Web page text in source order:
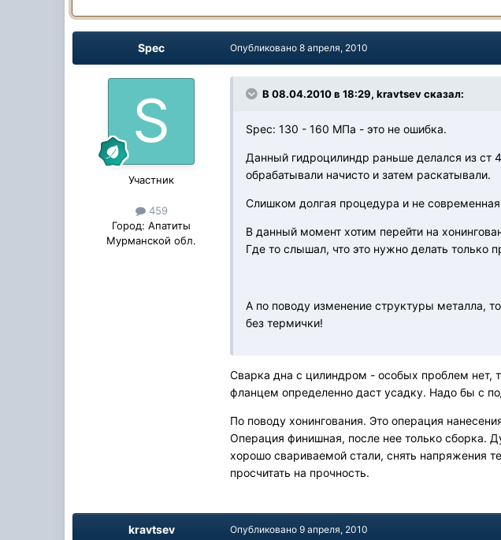
Spec
Участник
459
Город: Апатиты
Мурманской обл.
Опубликовано8 апреля, 2010
В 08.04.2010 в 18:29, kravtsev сказал:
Spec: 130 - 160 МПа - это не ошибка.
Данный гидроцилиндр раньше делался из ст
обрабатывали начисто и затем раскатывали.
Слишком долгая процедура и не
В данный момент хотим перейти на
Где то слышал, что это нужно делать только
А по поводу изменение структуры металла,
без термички!
Сварка дна с цилиндром - особых проблем нет,
фланцем определенно даст усадку. Надо бы с
По поводу хонингования. Это операция
Операция финишная, после нее только сборка.
хорошо свариваемой стали, снять напряжения
просчитать на прочность.
kravtsev Опубликовано9 апреля, 2010